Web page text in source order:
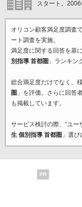
スタート。2006
オリコン顧客満足度調査
ート調査を実施。
満足度に関する回答を基
別指導 首都圏 」ランキン
総合満足度だけでなく、
圏 」を評価。さらに回答
も掲載しています。
サービス検討の際、“ユー
生 個別指導 首都圏 」選
PR